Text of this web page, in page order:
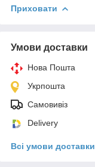
Приховати
Умови доставки
Нова Пошта
Укрпошта
Самовивіз
Delivery
Всі умови доставки